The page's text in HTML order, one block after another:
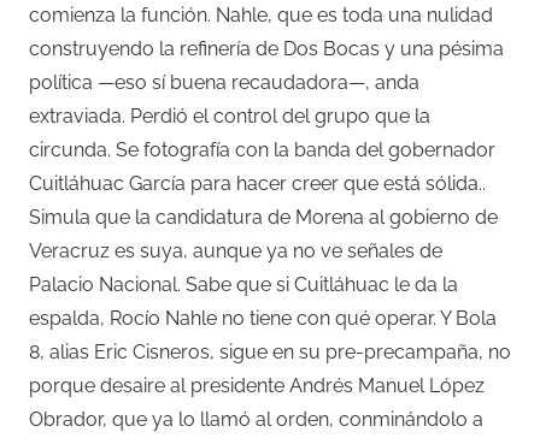
comienza la función. Nahle, que es toda una nulidad
construyendo la refinería de Dos Bocas y una pésima
política —eso sí buena recaudadora—, anda
extraviada. Perdió el control del grupo que la
circunda. Se fotografía con la banda del gobernador
Cuitláhuac García para hacer creer que está sólida..
Simula que la candidatura de Morena al gobierno de
Veracruz es suya, aunque ya no ve señales de
Palacio Nacional. Sabe que si Cuitláhuac le da la
espalda, Rocío Nahle no tiene con qué operar. Y Bola
8, alias Eric Cisneros, sigue en su pre-precampaña, no
porque desaire al presidente Andrés Manuel López
Obrador, que ya lo llamó al orden, conminándolo a